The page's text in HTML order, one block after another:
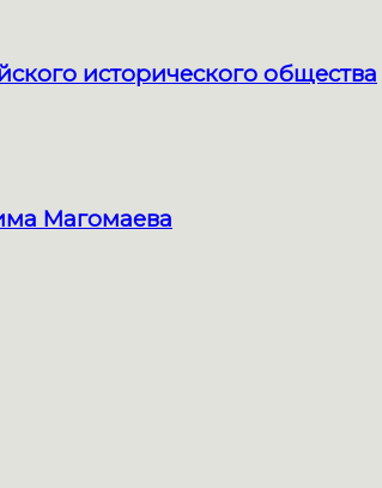
исторического общества
Магомаева